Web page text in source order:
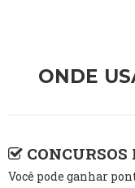
ONDE
CONCURSOS
Você pode ganhar